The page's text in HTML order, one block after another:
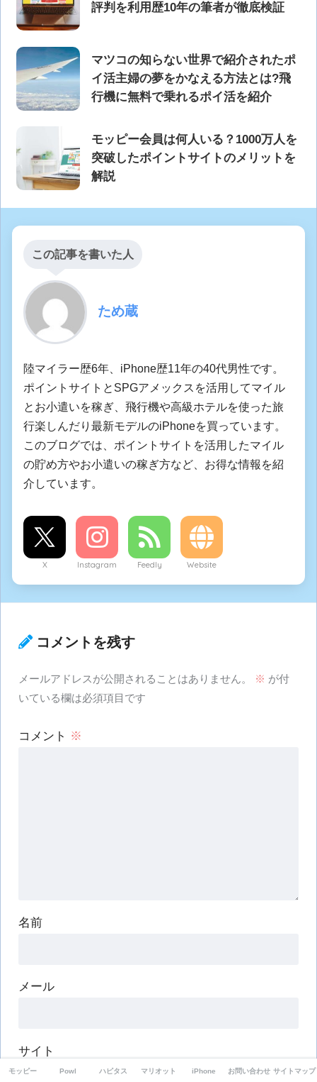
評判を利用歴10年の筆者が徹底検証
マツコの知らない世界で紹介されたポ
イ活主婦の夢をかなえる方法とは?飛
行機に無料で乗れるポイ活を紹介
モッピー会員は何人いる？1000万人を
突破したポイントサイトのメリットを
解説
この記事を書いた人
ため蔵
陸マイラー歴6年、iPhone歴11年の40代男性です。
ポイントサイトとSPGアメックスを活用してマイル
とお小遣いを稼ぎ、飛行機や高級ホテルを使った旅
行楽しんだり最新モデルのiPhoneを買っています。
このブログでは、ポイントサイトを活用したマイル
の貯め方やお小遣いの稼ぎ方など、お得な情報を紹
介しています。
X Instagram Feedly Website
コメントを残す
メールアドレスが公開されることはありません。 ※ が付
いている欄は必須項目です
コメント ※
名前
メール
サイト
モッピー Powl ハピタス マリオット iPhone お問い合わせ サイトマップ